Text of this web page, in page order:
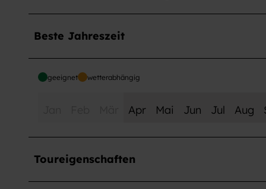
Beste Jahreszeit
geeignet wetterabhängig
Apr Mai Jun Jul Aug
Toureigenschaften